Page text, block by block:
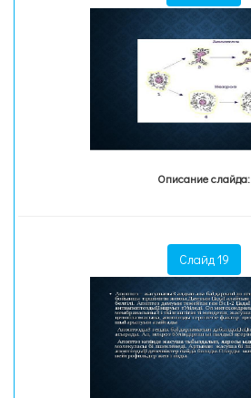
Описание слайда:
Слайд 19